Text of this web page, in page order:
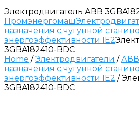
Электродвигатель АВВ
Промэнергомаш
назначения с чугунной
энергоэффективности IE2
3GBA182410-BDC
Home /Электродвигатели /
назначения с чугунной
энергоэффективности IE2 /
3GBA182410-BDC